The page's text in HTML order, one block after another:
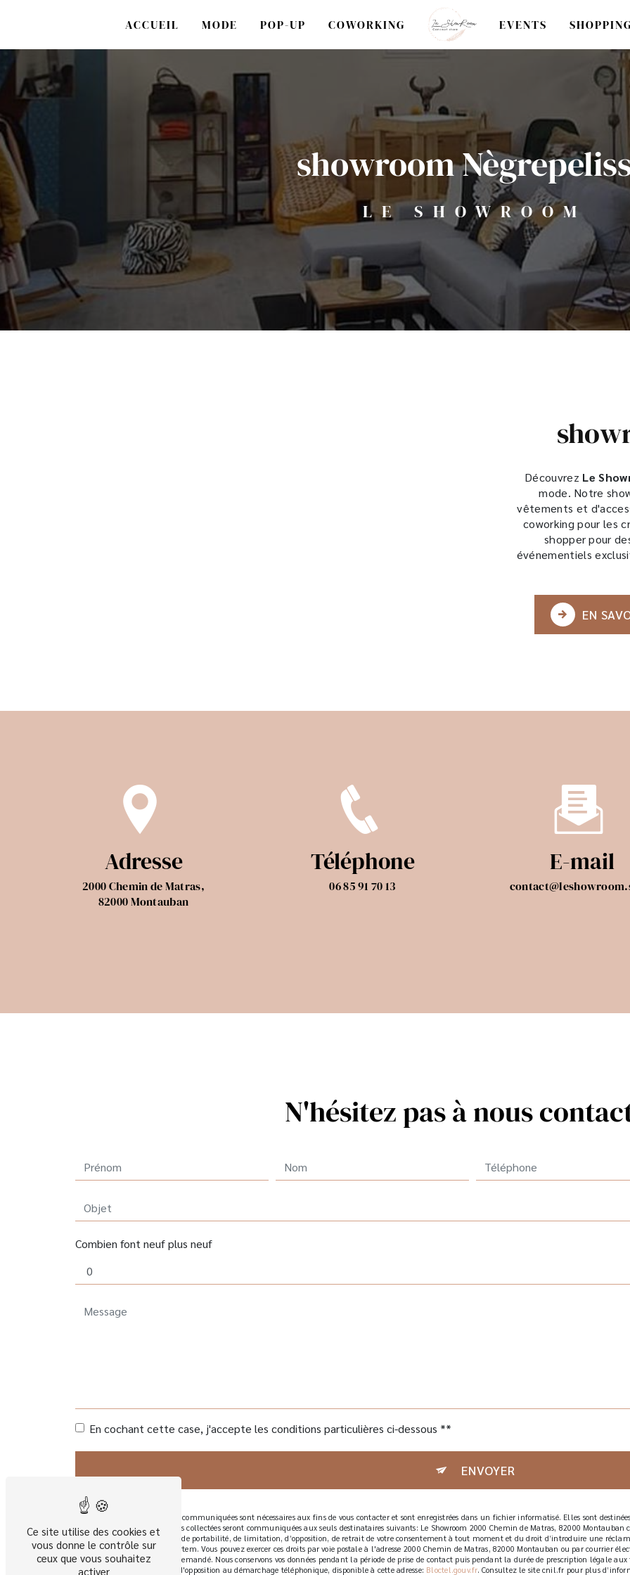
ACCUEIL MODE POP-UP COWORKING EVENTS
showroom
LE SHOWROOM
Découvrez Le
mode. Notre
vêtements et
coworking pour les
shopper pour
événementiels
EN
Adresse
2000 Chemin de Matras,
82000 Montauban
Téléphone
06 85 91 70 13
E-mail
N'hésitez pas à nous
Combien font neuf plus neuf
En cochant cette case, j'accepte les conditions particulières ci-dessous **
ENVOYER
** Les données personnelles communiquées sont nécessaires aux fins de vous contacter et sont enregistrées dans un fichier informatisé. Elles sont
à votre message. Les données collectées seront communiquées aux seuls destinataires suivants: Le Showroom 2000 Chemin de Matras, 82000 Montauban
rectification, d’effacement, de portabilité, de limitation, d’opposition, de retrait de votre consentement à tout moment et du droit d’introduire une
sort de vos données post-mortem. Vous pouvez exercer ces droits par voie postale à l'adresse 2000 Chemin de Matras, 82000 Montauban ou par courrier
d'identité pourra vous être demandé. Nous conservons vos données pendant la période de prise de contact puis pendant la durée de prescription légale
de vous inscrire sur la liste d'opposition au démarchage téléphonique, disponible à cette adresse: Bloctel.gouv.fr. Consultez le site cnil.fr pour plus
Ce site utilise des cookies et
vous donne le contrôle sur
ceux que vous souhaitez
activer